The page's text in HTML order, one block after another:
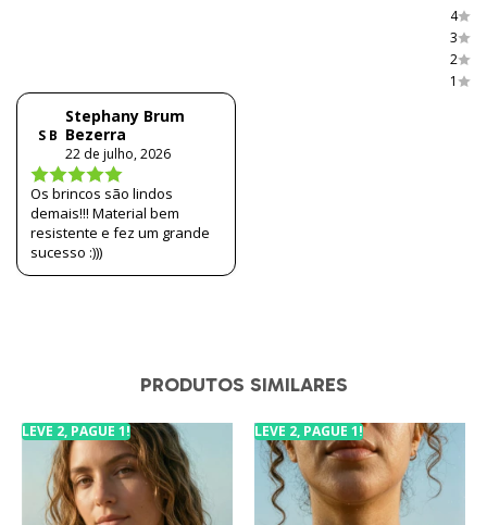
4
3
2
1
S B
Stephany Brum
Bezerra
22 de julho, 2026
Os brincos são lindos
demais!!! Material bem
resistente e fez um grande
sucesso :)))
PRODUTOS SIMILARES
LEVE 2, PAGUE 1! LEVE 2, PAGUE 1!